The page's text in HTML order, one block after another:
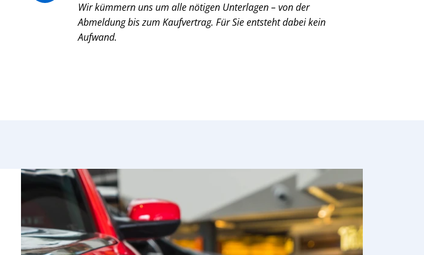
Wir kümmern uns um alle nötigen Unterlagen – von der
Abmeldung bis zum Kaufvertrag. Für Sie entsteht dabei kein
Aufwand.